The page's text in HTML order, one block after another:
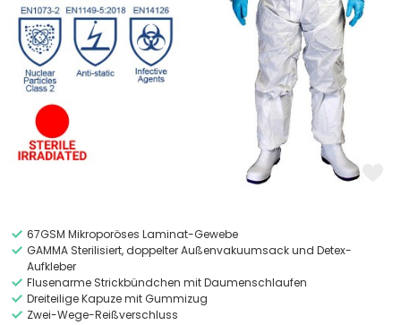
67GSM Mikroporöses Laminat-Gewebe
GAMMA Sterilisiert, doppelter Außenvakuumsack und Detex-
Aufkleber
Flusenarme Strickbündchen mit Daumenschlaufen
Dreiteilige Kapuze mit Gummizug
Zwei-Wege-Reißverschluss